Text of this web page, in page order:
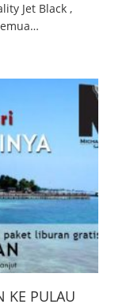
Jet Black ,
KE PULAU